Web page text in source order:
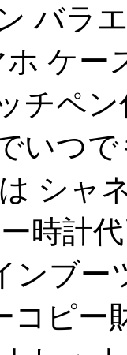
バラ
ケー
チペン
いつ
シャ
時計
ンブ
コピー